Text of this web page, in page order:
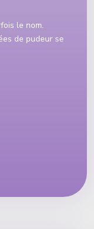
le nom.
de pudeur se